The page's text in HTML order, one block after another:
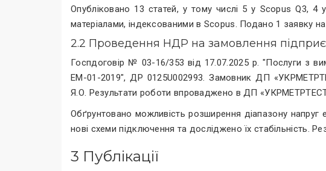
Опубліковано 13 статей, у тому числі 5 у Scopus Q3, 4
матеріалами, індексованими в Scopus. Подано 1 заявку
2.2 Проведення НДР на замовлення
Госпдоговір № 03-16/353 від 17.07.2025 р. "Послуги з
ЕМ-01-2019", ДР 0125U002993. Замовник ДП
Я.О. Результати роботи впроваджено в ДП
Обґрунтовано можливість розширення діапазону
нові схеми підключення та досліджено їх стабільність.
3 Публікації